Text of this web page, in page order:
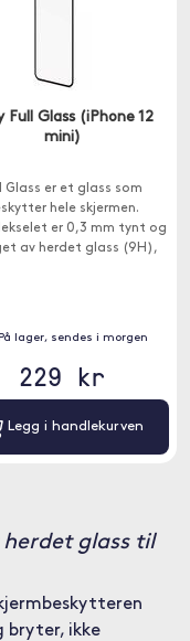
Full Glass (iPhone 12
mini)
Glass er et glass som
hele skjermen.
er 0,3 mm tynt og
av herdet glass (9H),
På lager, sendes i morgen
229 kr
Legg i handlekurven
glass til
bryter, ikke